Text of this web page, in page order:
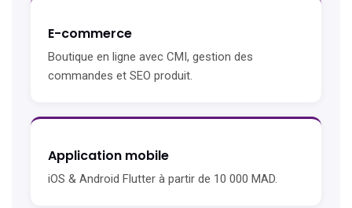
E-commerce
Boutique en ligne avec CMI, gestion des
commandes et SEO produit.
Application mobile
iOS & Android Flutter à partir de 10 000 MAD.